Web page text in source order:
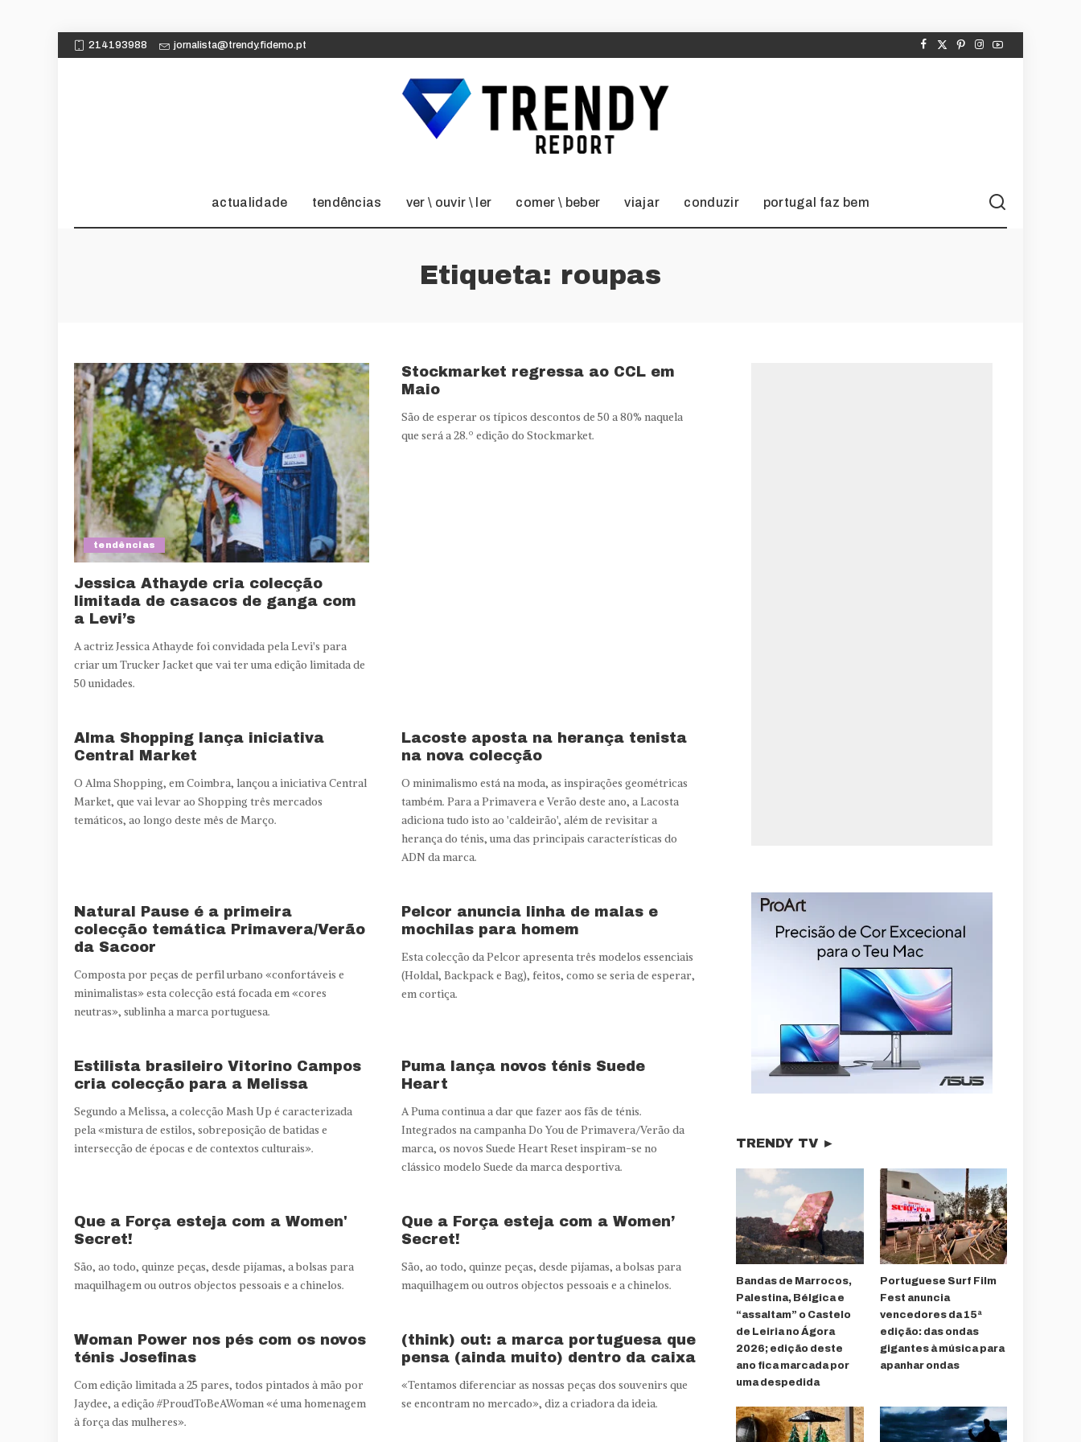
214193988 jornalista@trendy.fidemo.pt
actualidade tendências ver \ ouvir \ ler comer \ beber viajar conduzir portugal faz bem
Etiqueta: roupas
tendências
Jessica Athayde cria colecção
limitada de casacos de ganga com
a Levi’s
A actriz Jessica Athayde foi convidada pela Levi's para
criar um Trucker Jacket que vai ter uma edição limitada de
50 unidades.
Stockmarket regressa ao CCL em
Maio
São de esperar os típicos descontos de 50 a 80% naquela
que será a 28.º edição do Stockmarket.
Alma Shopping lança iniciativa
Central Market
O Alma Shopping, em Coimbra, lançou a iniciativa Central
Market, que vai levar ao Shopping três mercados
temáticos, ao longo deste mês de Março.
Lacoste aposta na herança tenista
na nova colecção
O minimalismo está na moda, as inspirações geométricas
também. Para a Primavera e Verão deste ano, a Lacosta
adiciona tudo isto ao 'caldeirão', além de revisitar a
herança do ténis, uma das principais características do
ADN da marca.
Natural Pause é a primeira
colecção temática Primavera/Verão
da Sacoor
Composta por peças de perfil urbano «confortáveis e
minimalistas» esta colecção está focada em «cores
neutras», sublinha a marca portuguesa.
Pelcor anuncia linha de malas e
mochilas para homem
Esta colecção da Pelcor apresenta três modelos essenciais
(Holdal, Backpack e Bag), feitos, como se seria de esperar,
em cortiça.
Estilista brasileiro Vitorino Campos
cria colecção para a Melissa
Segundo a Melissa, a colecção Mash Up é caracterizada
pela «mistura de estilos, sobreposição de batidas e
intersecção de épocas e de contextos culturais».
Puma lança novos ténis Suede
Heart
A Puma continua a dar que fazer aos fãs de ténis.
Integrados na campanha Do You de Primavera/Verão da
marca, os novos Suede Heart Reset inspiram-se no
clássico modelo Suede da marca desportiva.
Que a Força esteja com a Women'
Secret!
São, ao todo, quinze peças, desde pijamas, a bolsas para
maquilhagem ou outros objectos pessoais e a chinelos.
Que a Força esteja com a Women’
Secret!
São, ao todo, quinze peças, desde pijamas, a bolsas para
maquilhagem ou outros objectos pessoais e a chinelos.
Woman Power nos pés com os novos
ténis Josefinas
Com edição limitada a 25 pares, todos pintados à mão por
Jaydee, a edição #ProudToBeAWoman «é uma homenagem
à força das mulheres».
(think) out: a marca portuguesa que
pensa (ainda muito) dentro da caixa
«Tentamos diferenciar as nossas peças dos souvenirs que
se encontram no mercado», diz a criadora da ideia.
TRENDY TV ►
Bandas de Marrocos,
Palestina, Bélgica e
“assaltam” o Castelo
de Leiria no Ágora
2026; edição deste
ano fica marcada por
uma despedida
Portuguese Surf Film
Fest anuncia
vencedores da 15ª
edição: das ondas
gigantes à música para
apanhar ondas